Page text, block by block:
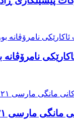
نامرۆڤانە
رۆژهەڵاتی کوردستان